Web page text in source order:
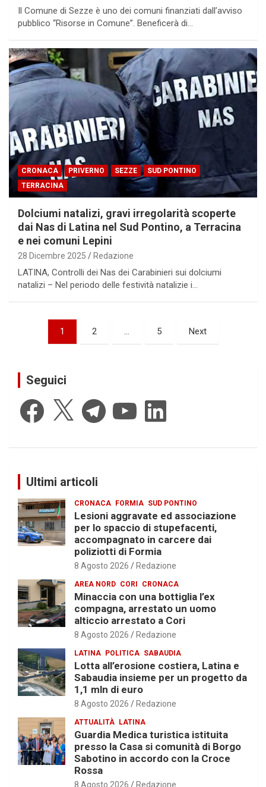
Il Comune di Sezze è uno dei comuni finanziati dall’avviso
pubblico “Risorse in Comune”. Beneficerà di…
CRONACA PRIVERNO SEZZE
SUD PONTINO
TERRACINA
Dolciumi natalizi, gravi irregolarità scoperte
dai Nas di Latina nel Sud Pontino, a Terracina
e nei comuni Lepini
28 Dicembre 2025 Redazione
LATINA, Controlli dei Nas dei Carabinieri sui dolciumi
natalizi – Nel periodo delle festività natalizie i…
Paginazione
1 2 … 5 Next
Seguici
Facebook Telegram YouTube LinkedIn
Ultimi articoli
CRONACA FORMIA SUD PONTINO
Lesioni aggravate ed associazione
per lo spaccio di stupefacenti,
accompagnato in carcere dai
poliziotti di Formia
8 Agosto 2026 Redazione
AREA NORD CORI CRONACA
Minaccia con una bottiglia l’ex
compagna, arrestato un uomo
alticcio arrestato a Cori
8 Agosto 2026 Redazione
LATINA POLITICA SABAUDIA
Lotta all’erosione costiera, Latina e
Sabaudia insieme per un progetto da
1,1 mln di euro
8 Agosto 2026 Redazione
ATTUALITÀ LATINA
Guardia Medica turistica istituita
presso la Casa si comunità di Borgo
Sabotino in accordo con la Croce
Rossa
8 Agosto 2026 Redazione